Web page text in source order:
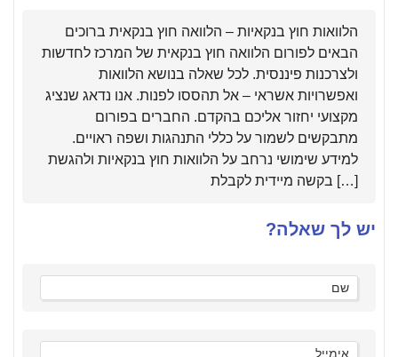
הלוואות חוץ בנקאיות – הלוואה חוץ בנקאית ברוכים
הבאים לפורום הלוואה חוץ בנקאית של המרכז לחדשות
ולצרכנות פיננסית. לכל שאלה בנושא הלוואות
ואפשרויות אשראי – אל תהססו לפנות. אנו נדאג שנציג
מקצועי יחזור אליכם בהקדם. החברים בפורום
מתבקשים לשמור על כללי התנהגות ושפה ראויים.
למידע שימושי נרחב על הלוואות חוץ בנקאיות ולהגשת
בקשה מיידית לקבלת […]
יש לך שאלה?